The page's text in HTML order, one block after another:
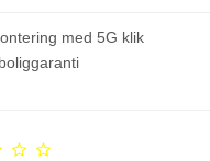
med 5G klik